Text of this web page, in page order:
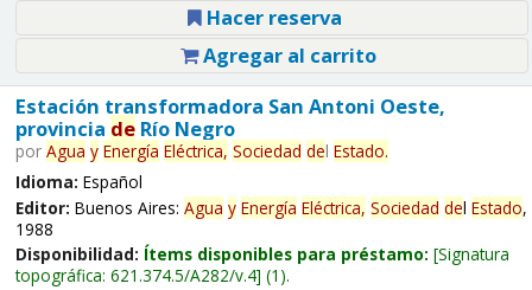
Hacer reserva
Agregar al carrito
Estación transformadora San Antoni Oeste,
provincia deRío Negro
por Agua y Energía Eléctrica, Sociedad del Estado.
Idioma: Español
Editor: Buenos Aires: Agua y Energía Eléctrica, Sociedad del Estado,
1988
Disponibilidad: Ítems disponibles para préstamo: Signatura
topográfica: 621.374.5/A282/v.4 (1).